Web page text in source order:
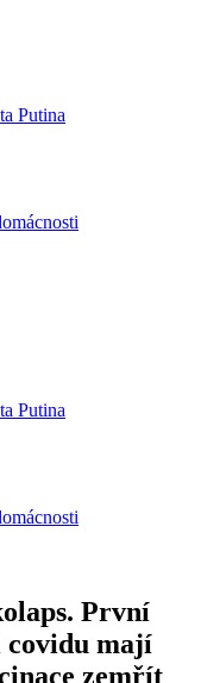
Putina
Putina
První
covidu mají
zemřít